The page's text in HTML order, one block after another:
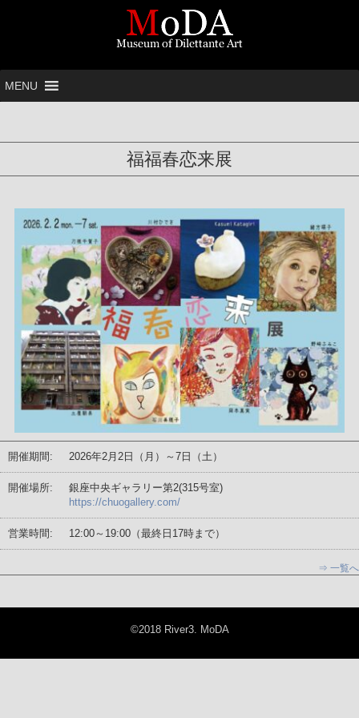
MENU
福福春恋来展
開催期間: 2026年2月2日（月）～7日（土）
開催場所:
銀座中央ギャラリー第2(315号室)
https://chuogallery.com/
営業時間: 12:00～19:00（最終日17時まで）
⇒ 一覧へ
©2018 River3. MoDA